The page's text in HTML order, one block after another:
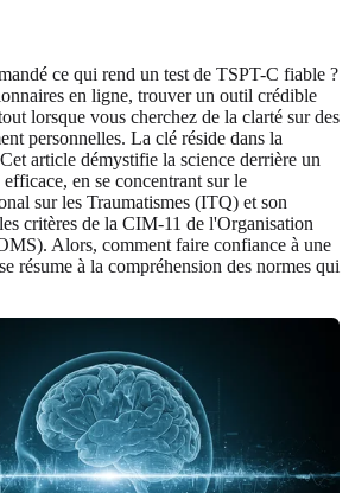
ce qui rend un test de TSPT-C fiable ?
en ligne, trouver un outil crédible
lorsque vous cherchez de la clarté sur des
personnelles. La clé réside dans la
article démystifie la science derrière un
efficace, en se concentrant sur le
sur les Traumatismes (ITQ) et son
critères de la CIM-11 de l'Organisation
Alors, comment faire confiance à une
résume à la compréhension des normes qui